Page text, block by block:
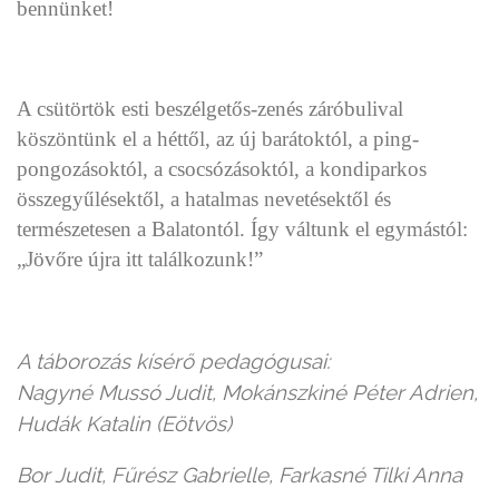
bennünket!
A csütörtök esti beszélgetős-zenés záróbulival
köszöntünk el a héttől, az új barátoktól, a ping-
pongozásoktól, a csocsózásoktól, a kondiparkos
összegyűlésektől, a hatalmas nevetésektől és
természetesen a Balatontól. Így váltunk el egymástól:
„Jövőre újra itt találkozunk!”
A táborozás kísérő pedagógusai:
Nagyné Mussó Judit, Mokánszkiné Péter Adrien,
Hudák Katalin (Eötvös)
Bor Judit, Fűrész Gabrielle, Farkasné Tilki Anna